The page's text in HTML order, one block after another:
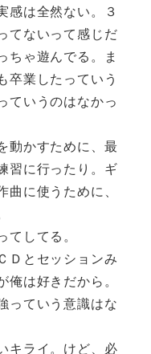
感は全然ない。３
てないって感じだ
ちゃ遊んでる。ま
卒業したっていう
ていうのはなかっ
動かすために、最
習に行ったり。ギ
に使うために、
してる。
Ｄとセッションみ
は好きだから。
っていう意識はな
キライ。けど、必